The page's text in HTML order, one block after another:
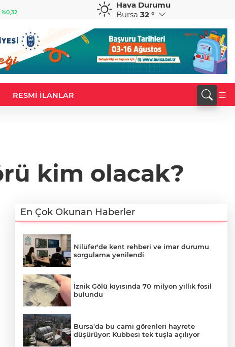
%0,32 %0,38
CHF
59,0083
Hava Durumu
Bursa 32 °
RESMİ İLANLAR
kim olacak?
En Çok Okunan Haberler
Nilüfer'de kent rehberi ve imar durumu
sorgulama yenilendi
İznik Gölü kıyısında 70 milyon yıllık fosil
bulundu
Bursa'da bu cami görenleri hayrete
düşürüyor: Kubbesi tek tuşla açılıyor